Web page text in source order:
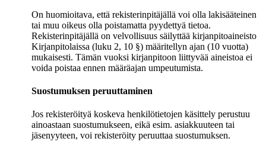
On huomioitava, että rekisterinpitäjällä voi olla lakisääteinen
tai muu oikeus olla poistamatta pyydettyä tietoa.
Rekisterinpitäjällä on velvollisuus säilyttää kirjanpitoaineisto
Kirjanpitolaissa (luku 2, 10 §) määritellyn ajan (10 vuotta)
mukaisesti. Tämän vuoksi kirjanpitoon liittyvää aineistoa ei
voida poistaa ennen määräajan umpeutumista.
Suostumuksen peruuttaminen
Jos rekisteröityä koskeva henkilötietojen käsittely perustuu
ainoastaan suostumukseen, eikä esim. asiakkuuteen tai
jäsenyyteen, voi rekisteröity peruuttaa suostumuksen.